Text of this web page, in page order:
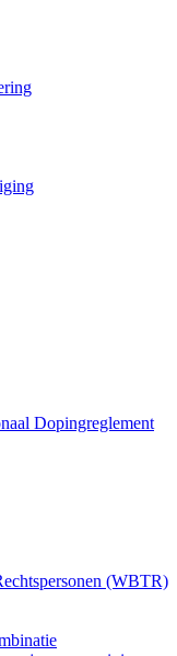
Dopingreglement
(WBTR)